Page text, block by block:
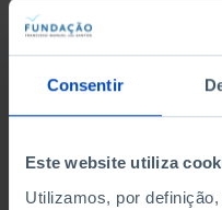
Consentir
Este website utiliza
Utilizamos, por
O QUE PROCURA?
Para pesquisar uma expressão